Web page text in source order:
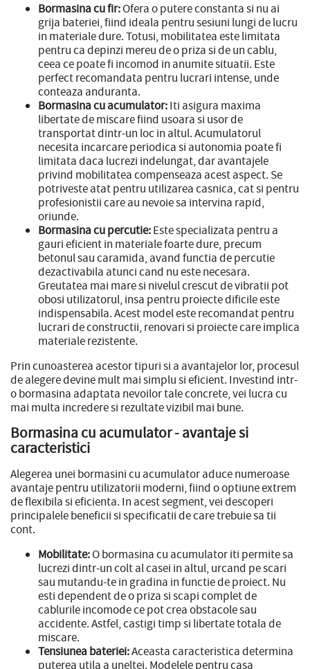
Bormasina cu fir:Ofera o putere constanta si nu ai
grija bateriei, fiind ideala pentru sesiuni lungi de lucru
in materiale dure. Totusi, mobilitatea este limitata
pentru ca depinzi mereu de o priza si de un cablu,
ceea ce poate fi incomod in anumite situatii. Este
perfect recomandata pentru lucrari intense, unde
conteaza anduranta.
Bormasina cu acumulator:Iti asigura maxima
libertate de miscare fiind usoara si usor de
transportat dintr-un loc in altul. Acumulatorul
necesita incarcare periodica si autonomia poate fi
limitata daca lucrezi indelungat, dar avantajele
privind mobilitatea compenseaza acest aspect. Se
potriveste atat pentru utilizarea casnica, cat si pentru
profesionistii care au nevoie sa intervina rapid,
oriunde.
Bormasina cu percutie:Este specializata pentru a
gauri eficient in materiale foarte dure, precum
betonul sau caramida, avand functia de percutie
dezactivabila atunci cand nu este necesara.
Greutatea mai mare si nivelul crescut de vibratii pot
obosi utilizatorul, insa pentru proiecte dificile este
indispensabila. Acest model este recomandat pentru
lucrari de constructii, renovari si proiecte care implica
materiale rezistente.
Prin cunoasterea acestor tipuri si a avantajelor lor, procesul
de alegere devine mult mai simplu si eficient. Investind intr-
o bormasina adaptata nevoilor tale concrete, vei lucra cu
mai multa incredere si rezultate vizibil mai bune.
Bormasina cu acumulator - avantaje si
caracteristici
Alegerea unei bormasini cu acumulator aduce numeroase
avantaje pentru utilizatorii moderni, fiind o optiune extrem
de flexibila si eficienta. In acest segment, vei descoperi
principalele beneficii si specificatii de care trebuie sa tii
cont.
Mobilitate:O bormasina cu acumulator iti permite sa
lucrezi dintr-un colt al casei in altul, urcand pe scari
sau mutandu-te in gradina in functie de proiect. Nu
esti dependent de o priza si scapi complet de
cablurile incomode ce pot crea obstacole sau
accidente. Astfel, castigi timp si libertate totala de
miscare.
Tensiunea bateriei:Aceasta caracteristica determina
puterea utila a uneltei. Modelele pentru casa